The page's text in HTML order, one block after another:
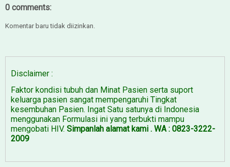
0 comments:
Komentar baru tidak diizinkan.
Disclaimer :
Faktor kondisi tubuh dan Minat Pasien serta suport
keluarga pasien sangat mempengaruhi Tingkat
kesembuhan Pasien. Ingat Satu satunya di Indonesia
menggunakan Formulasi ini yang terbukti mampu
mengobati HIV. Simpanlah alamat kami . WA : 0823-3222-
2009